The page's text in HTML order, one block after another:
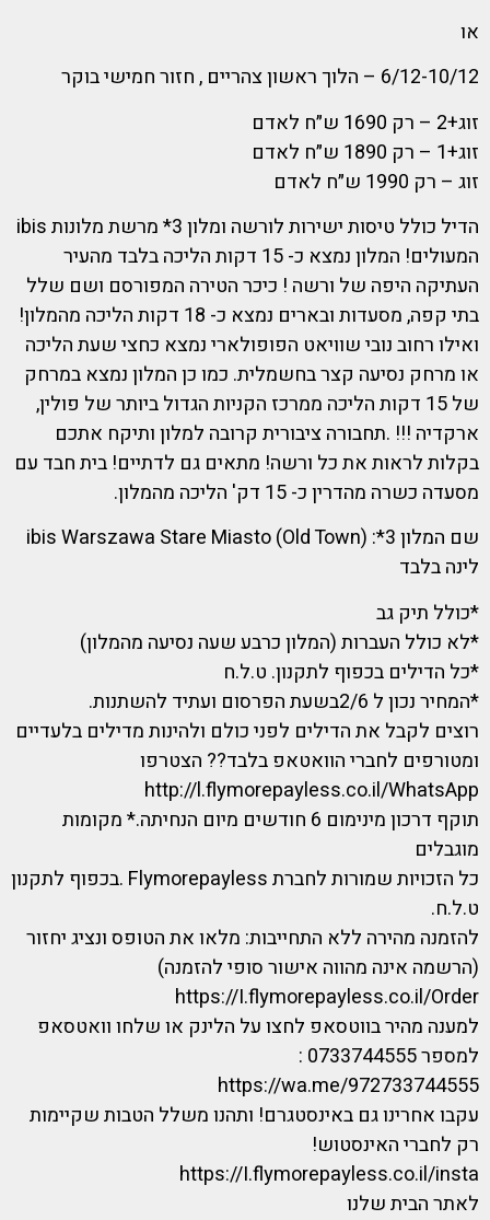
או
6/12-10/12 – הלוך ראשון צהריים , חזור חמישי בוקר
זוג+2 – רק 1690 ש״ח לאדם
זוג+1 – רק 1890 ש״ח לאדם
זוג – רק 1990 ש״ח לאדם
הדיל כולל טיסות ישירות לורשה ומלון 3* מרשת מלונות ibis
המעולים! המלון נמצא כ- 15 דקות הליכה בלבד מהעיר
העתיקה היפה של ורשה ! כיכר הטירה המפורסם ושם שלל
בתי קפה, מסעדות ובארים נמצא כ- 18 דקות הליכה מהמלון!
ואילו רחוב נובי שוויאט הפופולארי נמצא כחצי שעת הליכה
או מרחק נסיעה קצר בחשמלית. כמו כן המלון נמצא במרחק
של 15 דקות הליכה ממרכז הקניות הגדול ביותר של פולין,
ארקדיה !!! .תחבורה ציבורית קרובה למלון ותיקח אתכם
בקלות לראות את כל ורשה! מתאים גם לדתיים! בית חבד עם
מסעדה כשרה מהדרין כ- 15 דק' הליכה מהמלון.
שם המלון 3*: ibis Warszawa Stare Miasto (Old Town)
לינה בלבד
*כולל תיק גב
*לא כולל העברות (המלון כרבע שעה נסיעה מהמלון)
*כל הדילים בכפוף לתקנון. ט.ל.ח
*המחיר נכון ל 2/6בשעת הפרסום ועתיד להשתנות.
רוצים לקבל את הדילים לפני כולם ולהינות מדילים בלעדיים
ומטורפים לחברי הוואטאפ בלבד?? הצטרפו
http://l.flymorepayless.co.il/WhatsApp
תוקף דרכון מינימום 6 חודשים מיום הנחיתה.* מקומות
מוגבלים
כל הזכויות שמורות לחברת Flymorepayless .בכפוף לתקנון
ט.ל.ח.
להזמנה מהירה ללא התחייבות: מלאו את הטופס ונציג יחזור
(הרשמה אינה מהווה אישור סופי להזמנה)
https://I.flymorepayless.co.il/Order
למענה מהיר בווטסאפ לחצו על הלינק או שלחו וואטסאפ
למספר 0733744555 :
https://wa.me/972733744555
עקבו אחרינו גם באינסטגרם! ותהנו משלל הטבות שקיימות
רק לחברי האינסטוש!
https://I.flymorepayless.co.il/insta
לאתר הבית שלנו